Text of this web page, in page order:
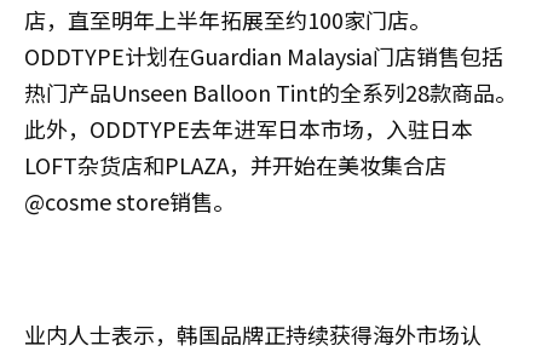
店，直至明年上半年拓展至约100家门店。
ODDTYPE计划在Guardian Malaysia门店销售包括
热门产品Unseen Balloon Tint的全系列28款商品。
此外，ODDTYPE去年进军日本市场，入驻日本
LOFT杂货店和PLAZA，并开始在美妆集合店
@cosme store销售。
业内人士表示，韩国品牌正持续获得海外市场认